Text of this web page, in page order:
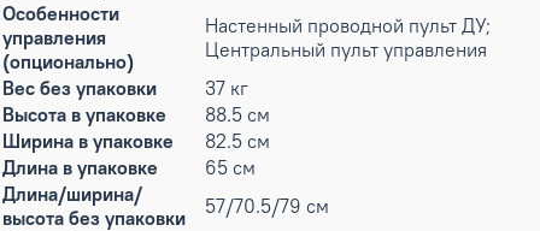
Особенности
управления
(опционально)
Настенный проводной пульт ДУ;
Центральный пульт управления
Вес без упаковки
37 кг
Высота в упаковке
88.5 см
Ширина в упаковке
82.5 см
Длина в упаковке
65 см
Длина/ширина/
высота без упаковки
57/70.5/79 см